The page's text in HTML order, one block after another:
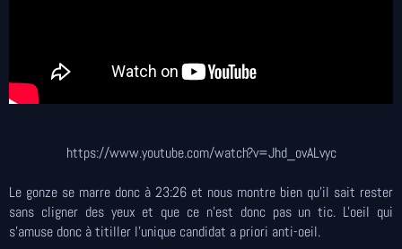
https://www.youtube.com/watch?v=Jhd_ovALvyc
Le gonze se marre donc à 23:26 et nous montre bien qu'il sait rester
sans cligner des yeux et que ce n'est donc pas un tic. L'oeil qui
s'amuse donc à titiller l'unique candidat a priori anti-oeil.